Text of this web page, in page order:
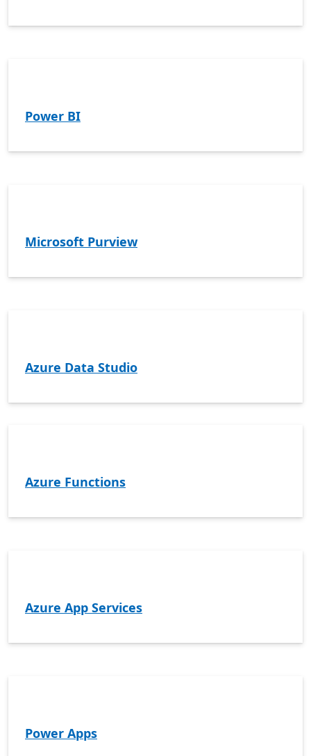
Power BI
Microsoft Purview
Azure Data Studio
Azure Functions
Azure App Services
Power Apps